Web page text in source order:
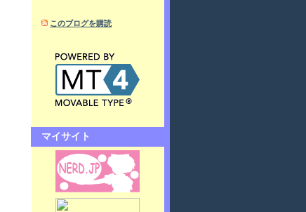
このブログを購読
マイサイト